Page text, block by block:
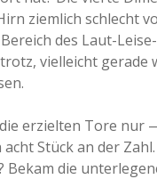
ziemlich schlecht
des Laut-
vielleicht
erzielten Tore nur
acht Stück an der
Bekam die